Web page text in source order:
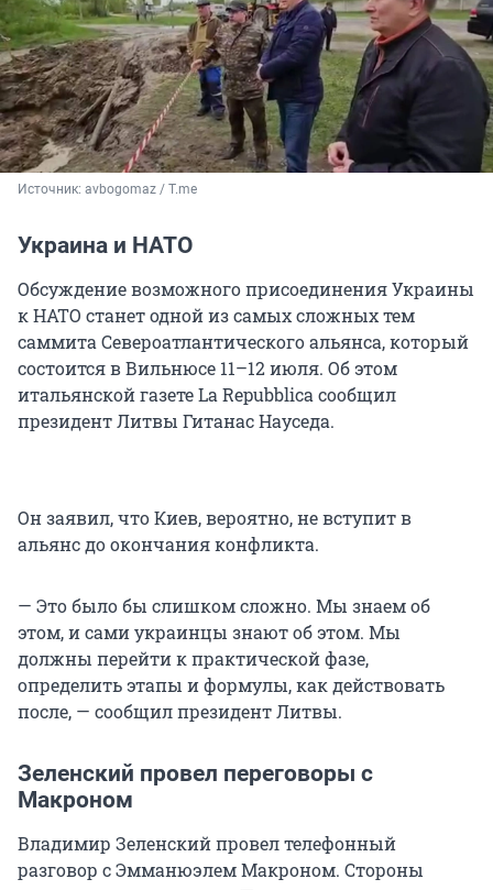
Источник: avbogomaz / T.me
Украина и НАТО
Обсуждение возможного присоединения Украины
к НАТО станет одной из самых сложных тем
саммита Североатлантического альянса, который
состоится в Вильнюсе 11–12 июля. Об этом
итальянской газете La Repubblica сообщил
президент Литвы Гитанас Науседа.
Он заявил, что Киев, вероятно, не вступит в
альянс до окончания конфликта.
— Это было бы слишком сложно. Мы знаем об
этом, и сами украинцы знают об этом. Мы
должны перейти к практической фазе,
определить этапы и формулы, как действовать
после, — сообщил президент Литвы.
Зеленский провел переговоры с
Макроном
Владимир Зеленский провел телефонный
разговор с Эмманюэлем Макроном. Стороны